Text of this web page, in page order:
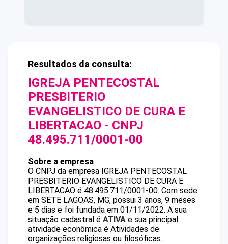
Resultados da consulta:
IGREJA PENTECOSTAL
PRESBITERIO
EVANGELISTICO DE CURA E
LIBERTACAO - CNPJ
48.495.711/0001-00
Sobre a empresa
O CNPJ da empresa IGREJA PENTECOSTAL
PRESBITERIO EVANGELISTICO DE CURA E
LIBERTACAO é 48.495.711/0001-00. Com sede
em SETE LAGOAS, MG, possui 3 anos, 9 meses
e 5 dias e foi fundada em 01/11/2022. A sua
situação cadastral é ATIVA e sua principal
atividade econômica é Atividades de
organizações religiosas ou filosóficas.